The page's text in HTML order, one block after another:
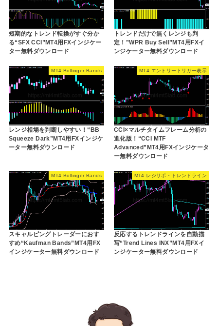
短期的なトレンド転換がすぐ分か
る“SFX CCI”MT4用FXインジケー
ター無料ダウンロード
トレンドだけで無くレンジも判
定！”WPR Buy Sell”MT4用FXイ
ンジケーター無料ダウンロード
MT4 Bollinger Bands
レンジ相場を判断しやすい！“BB
Squeeze Dark”MT4用FXインジケ
ーター無料ダウンロード
MT4 エントリートリガー表示
CCI×マルチタイムフレーム分析の
進化版！“CCI MTF
Advanced”MT4用FXインジケータ
ー無料ダウンロード
MT4 Bollinger Bands
スキャルピングトレーダーにおす
すめ“Kaufman Bands”MT4用FX
インジケーター無料ダウンロード
MT4 レジサポ・トレンドライン
反応するトレンドラインを自動描
写“Trend Lines INX”MT4用FXイ
ンジケーター無料ダウンロード